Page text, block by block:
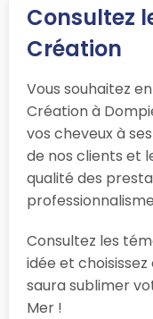
Consultez
Création
Vous souhaitez
Création à
vos cheveux à
de nos clients et
qualité des
Consultez les
idée et
saura sublimer
Mer !